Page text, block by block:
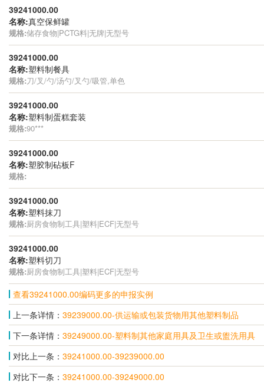
39241000.00
名称:真空保鲜罐
规格:储存食物|PCTG料|无牌|无型号
39241000.00
名称:塑料制餐具
规格:刀/叉/勺/汤勺/叉勺/吸管,单色
39241000.00
名称:塑料制蛋糕套装
规格:90***
39241000.00
名称:塑胶制砧板F
规格:
39241000.00
名称:塑料抹刀
规格:厨房食物制工具|塑料|ECF|无型号
39241000.00
名称:塑料切刀
规格:厨房食物制工具|塑料|ECF|无型号
查看39241000.00编码更多的申报实例
上一条详情： 39239000.00-供运输或包装货物用其他塑料制品
下一条详情： 39249000.00-塑料制其他家庭用具及卫生或盥洗用具
对比上一条： 39241000.00-39239000.00
对比下一条： 39241000.00-39249000.00